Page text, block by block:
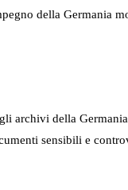
della Germania
della
sensibili e